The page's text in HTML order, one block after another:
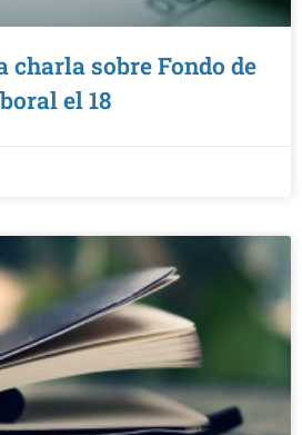
charla sobre Fondo de
el 18